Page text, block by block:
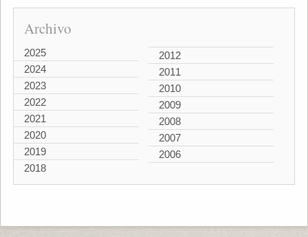
Archivo
2025
2024
2023
2022
2021
2020
2019
2018
2012
2011
2010
2009
2008
2007
2006